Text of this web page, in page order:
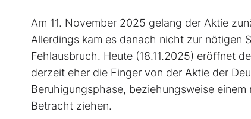
Am 11. November 2025 gelang der Aktie
Allerdings kam es danach nicht zur nötigen
Fehlausbruch. Heute (18.11.2025) eröffnet
derzeit eher die Finger von der Aktie der
Beruhigungsphase, beziehungsweise
Betracht ziehen.